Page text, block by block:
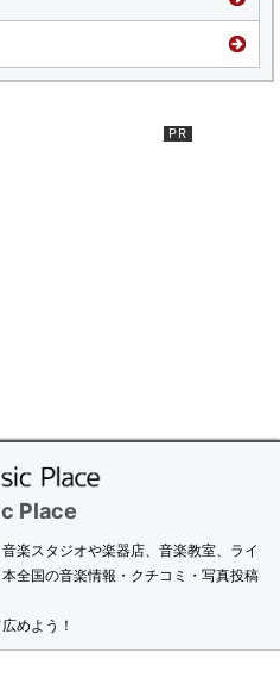
Place
楽スタジオや楽器店、音楽教室、ライ
全国の音楽情報・クチコミ・写真投稿
めよう！